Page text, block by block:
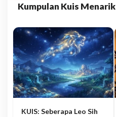
Kumpulan Kuis Menarik
KUIS: Seberapa Leo Sih